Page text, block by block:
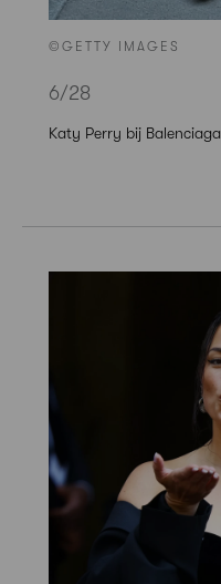
©GETTY IMAGES
6/28
Katy Perry bij Balenciaga